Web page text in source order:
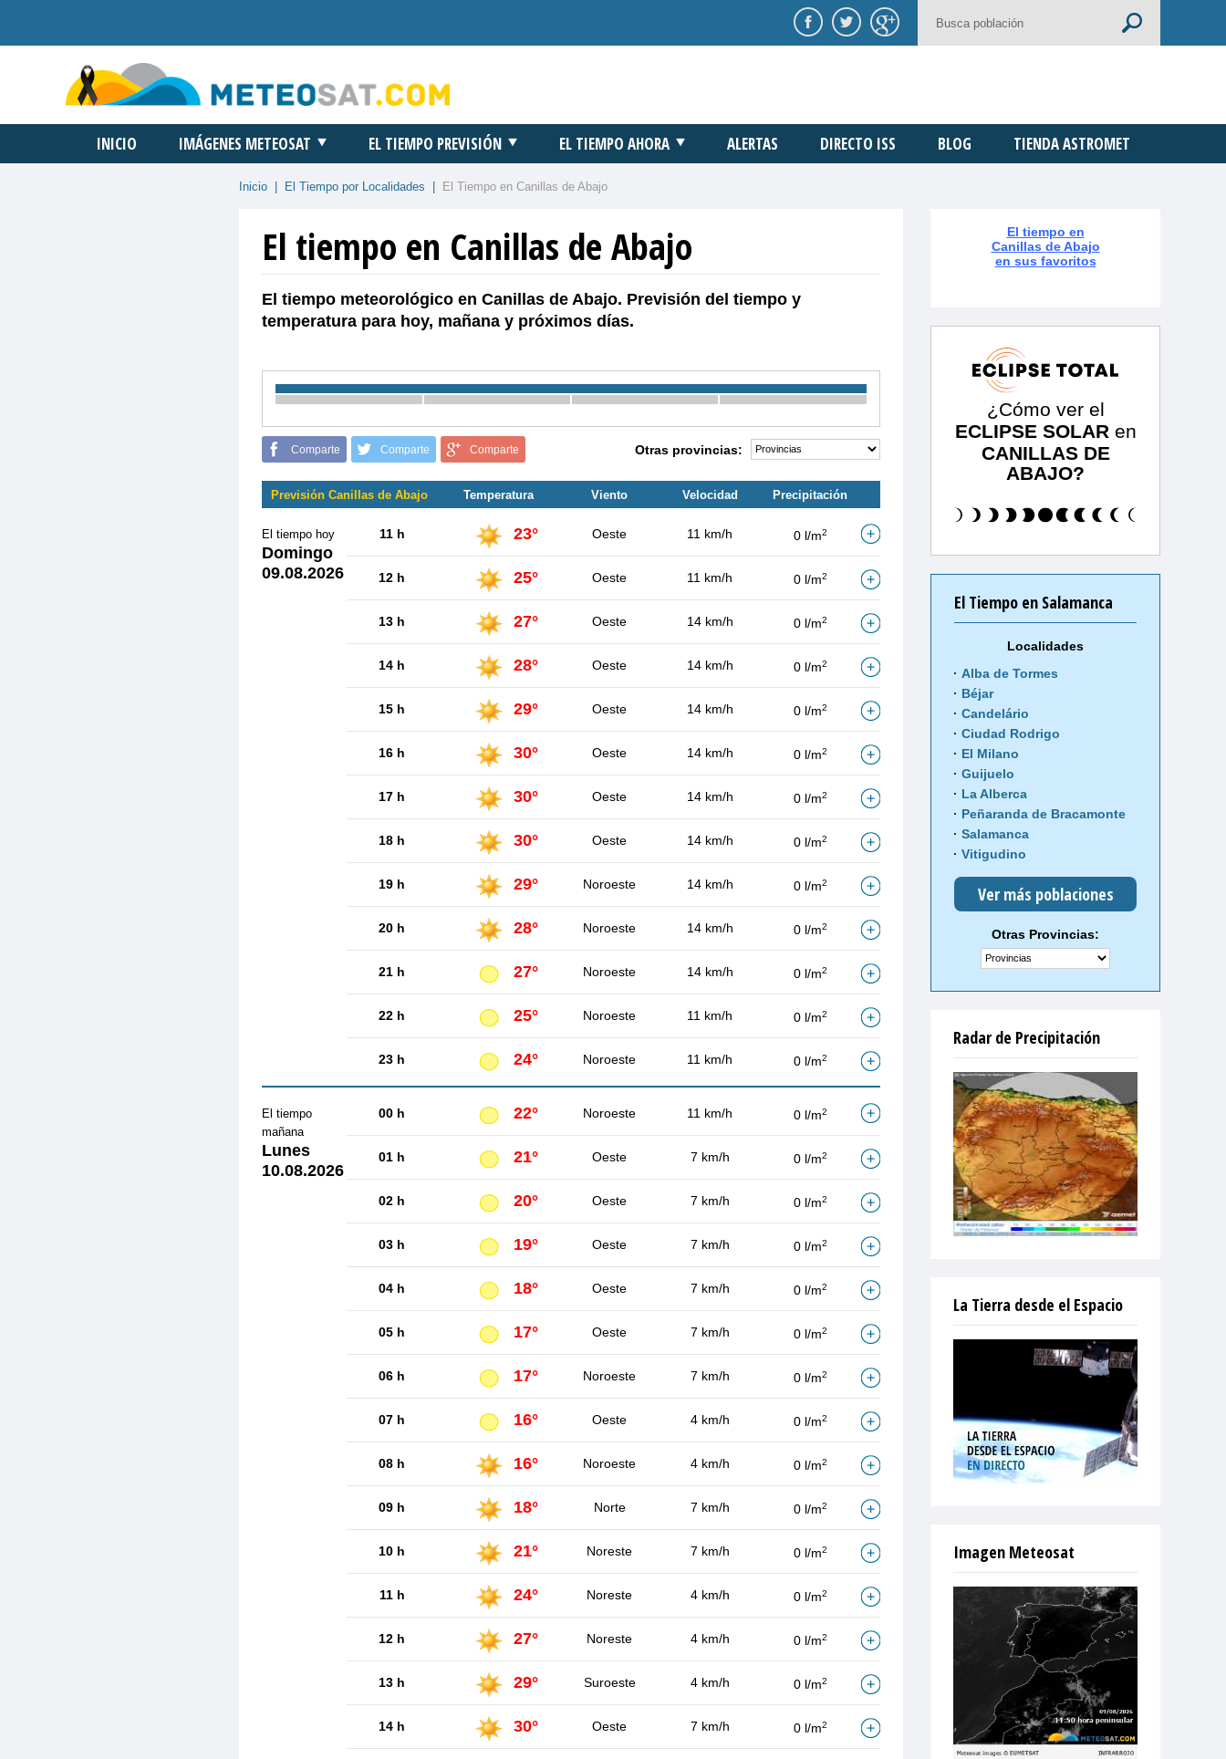
INICIO IMÁGENES METEOSAT EL TIEMPO PREVISIÓN EL TIEMPO AHORA ALERTAS DIRECTO ISS BLOG TIENDA ASTROMET
Inicio El Tiempo por Localidades El Tiempo en Canillas de Abajo
El tiempo en Canillas de Abajo
El tiempo meteorológico en Canillas de Abajo. Previsión del tiempo y
temperatura para hoy, mañana y próximos días.
Comparte Comparte Comparte Otras provincias:
Previsión Canillas de Abajo Temperatura Viento Velocidad Precipitación
El tiempo hoy
Domingo
09.08.2026
11 h 23° Oeste 11 km/h 0 l/m2
12 h 25° Oeste 11 km/h 0 l/m2
13 h 27° Oeste 14 km/h 0 l/m2
14 h 28° Oeste 14 km/h 0 l/m2
15 h 29° Oeste 14 km/h 0 l/m2
16 h 30° Oeste 14 km/h 0 l/m2
17 h 30° Oeste 14 km/h 0 l/m2
18 h 30° Oeste 14 km/h 0 l/m2
19 h 29° Noroeste 14 km/h 0 l/m2
20 h 28° Noroeste 14 km/h 0 l/m2
21 h 27° Noroeste 14 km/h 0 l/m2
22 h 25° Noroeste 11 km/h 0 l/m2
23 h 24° Noroeste 11 km/h 0 l/m2
El tiempo
mañana
Lunes
10.08.2026
00 h 22° Noroeste 11 km/h 0 l/m2
01 h 21° Oeste 7 km/h 0 l/m2
02 h 20° Oeste 7 km/h 0 l/m2
03 h 19° Oeste 7 km/h 0 l/m2
04 h 18° Oeste 7 km/h 0 l/m2
05 h 17° Oeste 7 km/h 0 l/m2
06 h 17° Noroeste 7 km/h 0 l/m2
07 h 16° Oeste 4 km/h 0 l/m2
08 h 16° Noroeste 4 km/h 0 l/m2
09 h 18° Norte 7 km/h 0 l/m2
10 h 21° Noreste 7 km/h 0 l/m2
11 h 24° Noreste 4 km/h 0 l/m2
12 h 27° Noreste 4 km/h 0 l/m2
13 h 29° Suroeste 4 km/h 0 l/m2
14 h 30° Oeste 7 km/h 0 l/m2
El tiempo en
Canillas de Abajo
en sus favoritos
¿Cómo ver el
ECLIPSE SOLAR en
CANILLAS DE
ABAJO?
El Tiempo en Salamanca
Localidades
Alba de Tormes
Béjar
Candelário
Ciudad Rodrigo
El Milano
Guijuelo
La Alberca
Peñaranda de Bracamonte
Salamanca
Vitigudino
Ver más poblaciones
Otras Provincias:
Radar de Precipitación
La Tierra desde el Espacio
Imagen Meteosat